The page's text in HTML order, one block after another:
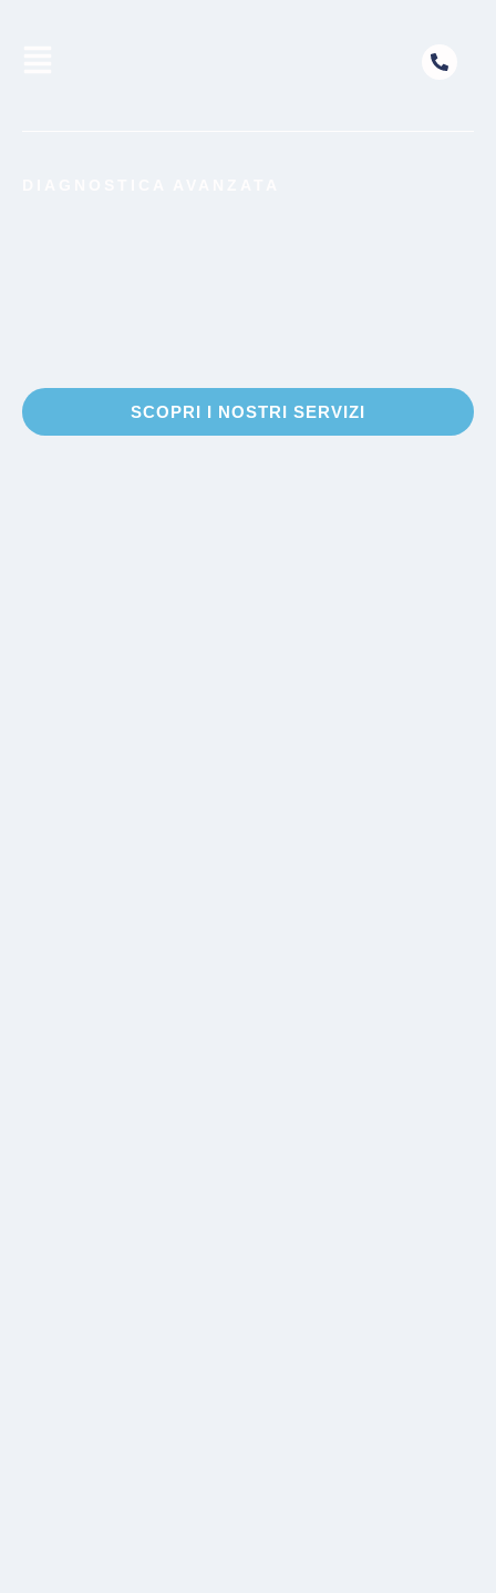
SCOPRI I NOSTRI SERVIZI